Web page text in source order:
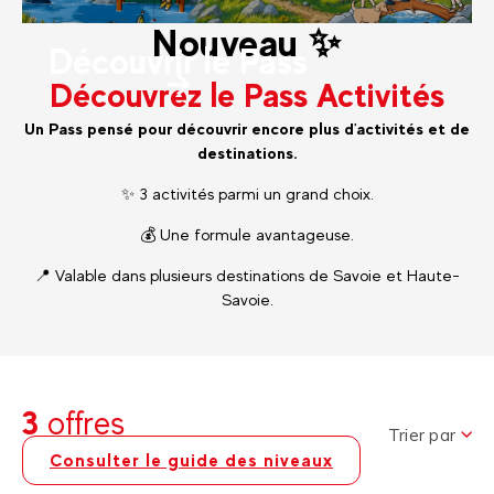
Nouveau ✨
Découvrez le Pass Activités
Un Pass pensé pour découvrir encore plus d'activités et de
destinations.
✨ 3 activités parmi un grand choix.
💰 Une formule avantageuse.
📍 Valable dans plusieurs destinations de Savoie et Haute-
Savoie.
Découvrir le Pass
3 offres
Consulter le guide des niveaux
Trier par